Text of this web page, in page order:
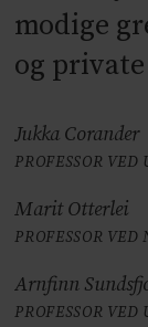
modige
og
Jukka Corander
PROFESSOR
Marit Otterlei
PROFESSOR VED
Arnfinn
PROFESSOR